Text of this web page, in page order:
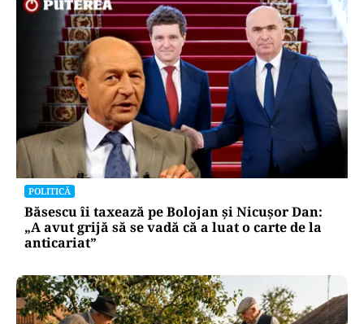
POLITICĂ
Băsescu îi taxează pe Bolojan și Nicușor Dan:
„A avut grijă să se vadă că a luat o carte de la
anticariat”